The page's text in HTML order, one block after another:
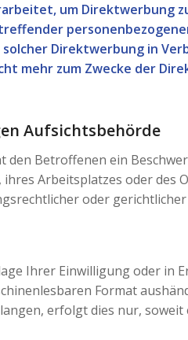
um Direktwerbung
Direktwerbung in
mehr zum Zwecke der
Aufsichtsbehörde
den Betroffenen ein
Arbeitsplatzes oder des
oder gerichtlicher
Ihrer Einwilligung oder
Format
erfolgt dies nur, soweit